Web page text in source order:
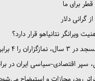
برای ما
گرانی دلار
نتانیاهو قرار دارد؟
را ۴ برابر کرد
سپر اقتصادی-سیاسی ایران در
رود، مجازات و استیضاح